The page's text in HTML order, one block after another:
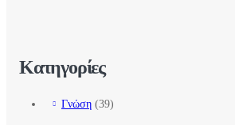
Κατηγορίες
Γνώση (39)